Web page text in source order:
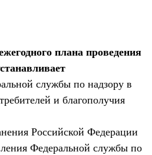
плана проведения
службы по надзору в
и благополучия
Российской Федерации
Федеральной службы по